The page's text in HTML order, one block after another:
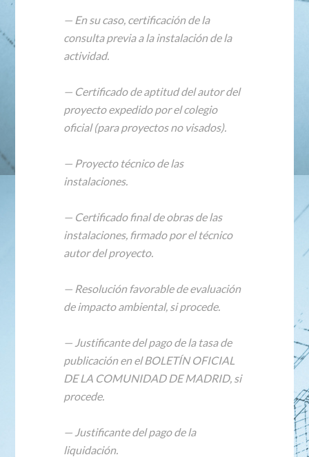
— En su caso, certificación de la
consulta previa a la instalación de la
actividad.
— Certificado de aptitud del autor del
proyecto expedido por el colegio
oficial (para proyectos no visados).
— Proyecto técnico de las
instalaciones.
— Certificado final de obras de las
instalaciones, firmado por el técnico
autor del proyecto.
— Resolución favorable de evaluación
de impacto ambiental, si procede.
— Justificante del pago de la tasa de
publicación en el BOLETÍN OFICIAL
DE LA COMUNIDAD DE MADRID, si
procede.
— Justificante del pago de la
liquidación.